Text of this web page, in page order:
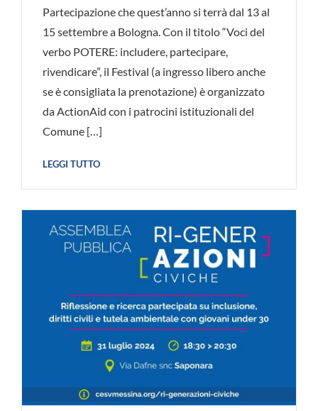
Partecipazione che quest’anno si terrà dal 13 al
15 settembre a Bologna. Con il titolo “Voci del
verbo POTERE: includere, partecipare,
rivendicare”, il Festival (a ingresso libero anche
se è consigliata la prenotazione) è organizzato
da ActionAid con i patrocini istituzionali del
Comune […]
LEGGI TUTTO